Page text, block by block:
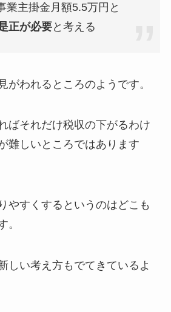
業主掛金月額5.5万円と
正が必要と考える
がわれるところのようです。
ばそれだけ税収の下がるわけ
難しいところではあります
やすくするというのはどこも
。
しい考え方もでてきているよ